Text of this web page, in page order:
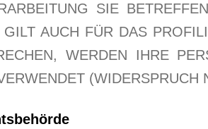
SIE
AUCH FÜR DAS
WERDEN IHRE
(WIDERSPRUCH